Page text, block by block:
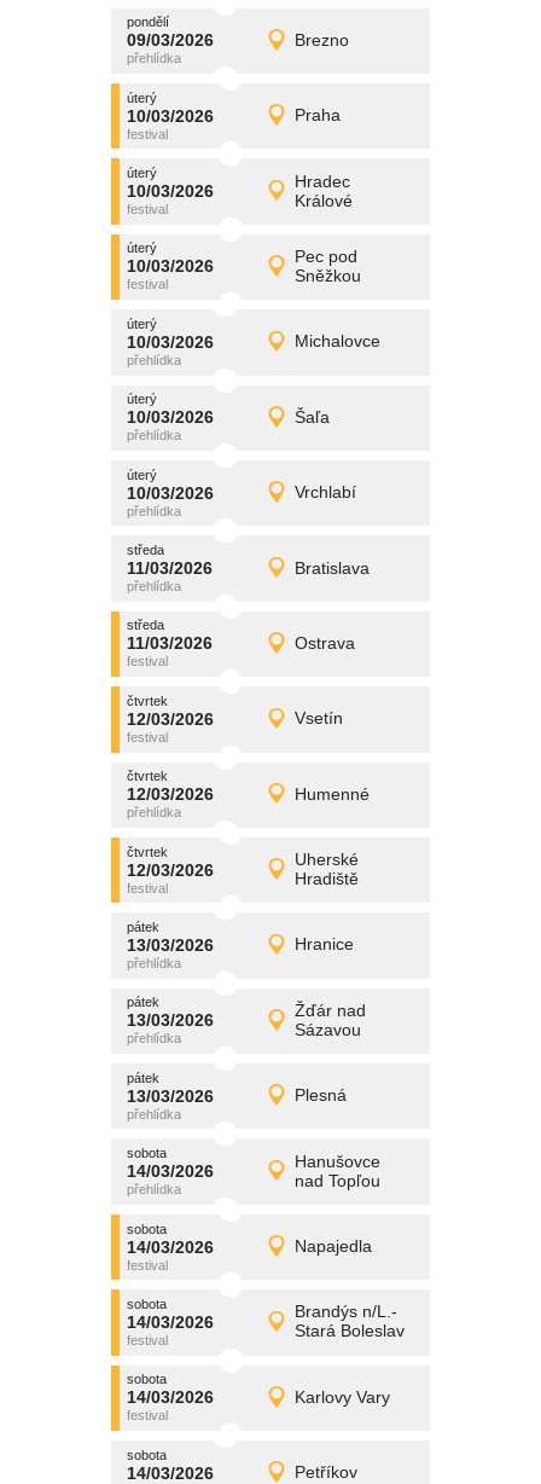
pondělí
09/03/2026 Brezno
pondělí
09/03/2026 Detail
promítání
úterý
10/03/2026 Praha
úterý
10/03/2026 Detail
promítání
úterý
10/03/2026
Hradec
Králové
úterý
10/03/2026 Detail
promítání
úterý
10/03/2026
Pec pod
Sněžkou
úterý
10/03/2026 Detail
promítání
úterý
10/03/2026 Michalovce
úterý
10/03/2026 Detail
promítání
úterý
10/03/2026 Šaľa
úterý
10/03/2026 Detail
promítání
úterý
10/03/2026 Vrchlabí
úterý
10/03/2026 Detail
promítání
středa
11/03/2026 Bratislava
středa
11/03/2026 Detail
promítání
středa
11/03/2026 Ostrava
středa
11/03/2026 Detail
promítání
čtvrtek
12/03/2026 Vsetín
čtvrtek
12/03/2026 Detail
promítání
čtvrtek
12/03/2026 Humenné
čtvrtek
12/03/2026 Detail
promítání
čtvrtek
12/03/2026
Uherské
Hradiště
čtvrtek
12/03/2026 Detail
promítání
pátek
13/03/2026 Hranice
pátek
13/03/2026 Detail
promítání
pátek
13/03/2026
Žďár nad
Sázavou
pátek
13/03/2026 Detail
promítání
pátek
13/03/2026 Plesná
pátek
13/03/2026 Detail
promítání
sobota
14/03/2026
Hanušovce
nad Topľou
sobota
14/03/2026 Detail
promítání
sobota
14/03/2026 Napajedla
sobota
14/03/2026 Detail
promítání
sobota
14/03/2026
Brandýs n/L.-
Stará Boleslav
sobota
14/03/2026 Detail
promítání
sobota
14/03/2026 Karlovy Vary
sobota
14/03/2026 Detail
promítání
sobota
14/03/2026 Petříkov
14/03/2026 promítání